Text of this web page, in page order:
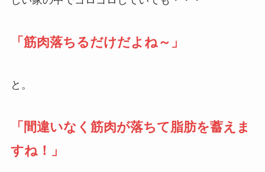
「筋肉落ちるだけだよね～」
と。
「間違いなく筋肉が落ちて脂肪を蓄えま
すね！」